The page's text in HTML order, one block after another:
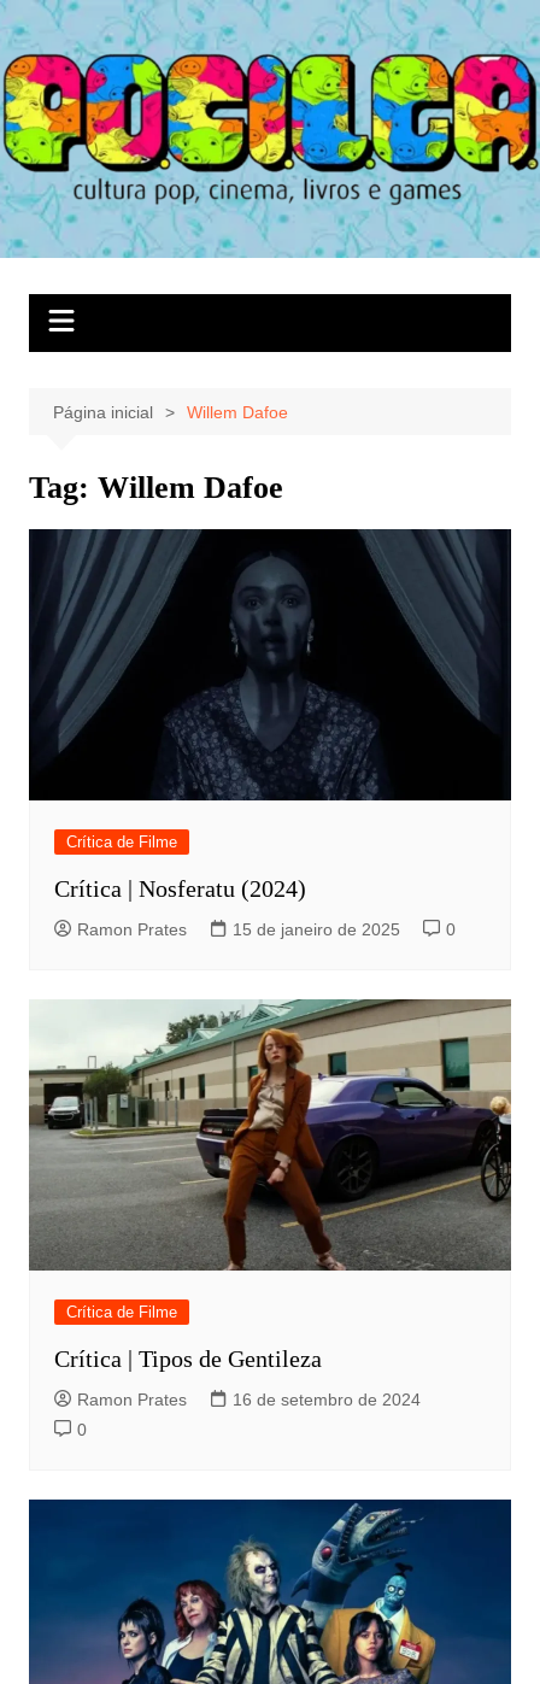
Ir
para
o
conteúdo
Página inicial Willem Dafoe
Tag: Willem Dafoe
Crítica de Filme
Crítica | Nosferatu (2024)
Ramon Prates 15 de janeiro de 2025 0
Crítica de Filme
Crítica | Tipos de Gentileza
Ramon Prates
16 de setembro de 2024
0